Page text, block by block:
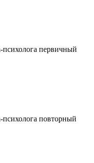
психолога первичный
психолога повторный